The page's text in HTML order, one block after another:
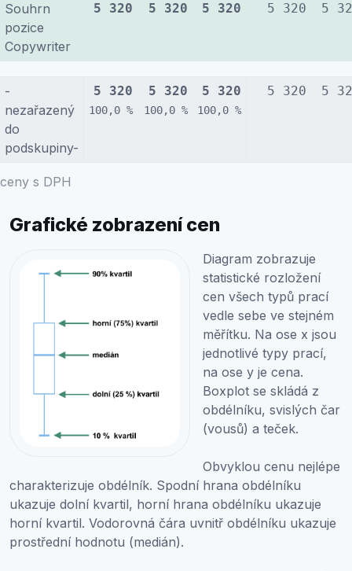
ceny s DPH
Souhrn
pozice
Copywriter
5 320 5 320 5 320 5 320 5
-
nezařazený
do
podskupiny-
5 320
100,0 %
5 320
100,0 %
5 320
100,0 %
5 320 5
Grafické zobrazení cen
Diagram zobrazuje
statistické rozložení
cen všech typů prací
vedle sebe ve stejném
měřítku. Na ose x jsou
jednotlivé typy prací,
na ose y je cena.
Boxplot se skládá z
obdélníku, svislých čar
(vousů) a teček.
Obvyklou cenu nejlépe
charakterizuje obdélník. Spodní hrana obdélníku
ukazuje dolní kvartil, horní hrana obdélníku ukazuje
horní kvartil. Vodorovná čára uvnitř obdélníku ukazuje
prostřední hodnotu (medián).